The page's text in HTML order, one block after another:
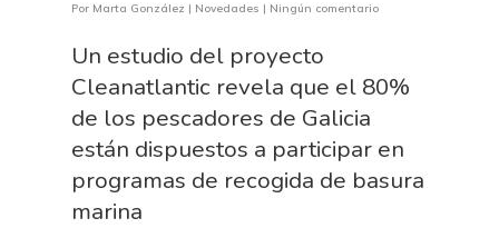
Por Marta González | Novedades | Ningún comentario
Un estudio del proyecto
Cleanatlantic revela que el 80%
de los pescadores de Galicia
están dispuestos a participar en
programas de recogida de basura
marina